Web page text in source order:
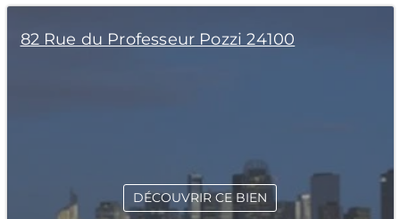
82 Rue du Professeur Pozzi 24100
DÉCOUVRIR CE BIEN